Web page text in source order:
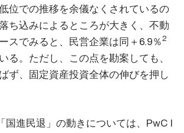
位での推移を余儀なくされているの
ち込みによるところが大きく、不動
スでみると、民営企業は同＋6.9％2
る。ただし、この点を勘案しても、
ず、固定資産投資全体の伸びを押し
国進民退」の動きについては、PwC I